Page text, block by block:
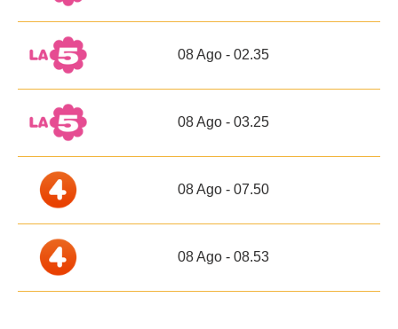
08 Ago - 02.35
08 Ago - 03.25
08 Ago - 07.50
08 Ago - 08.53